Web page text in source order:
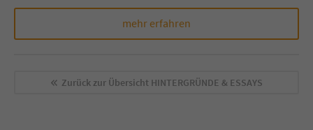
mehr erfahren
Zurück zur Übersicht HINTERGRÜNDE & ESSAYS
Dieses Cookie gewährleistet die
überprüfen.